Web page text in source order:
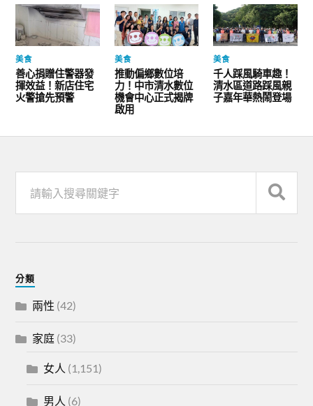
美食
善心捐贈住警器發
揮效益！新店住宅
火警搶先預警
美食
推動偏鄉數位培
力！中市清水數位
機會中心正式揭牌
啟用
美食
千人踩風騎車趣！
清水區道路踩風親
子嘉年華熱鬧登場
分類
兩性 (42)
家庭 (33)
女人 (1,151)
男人 (6)